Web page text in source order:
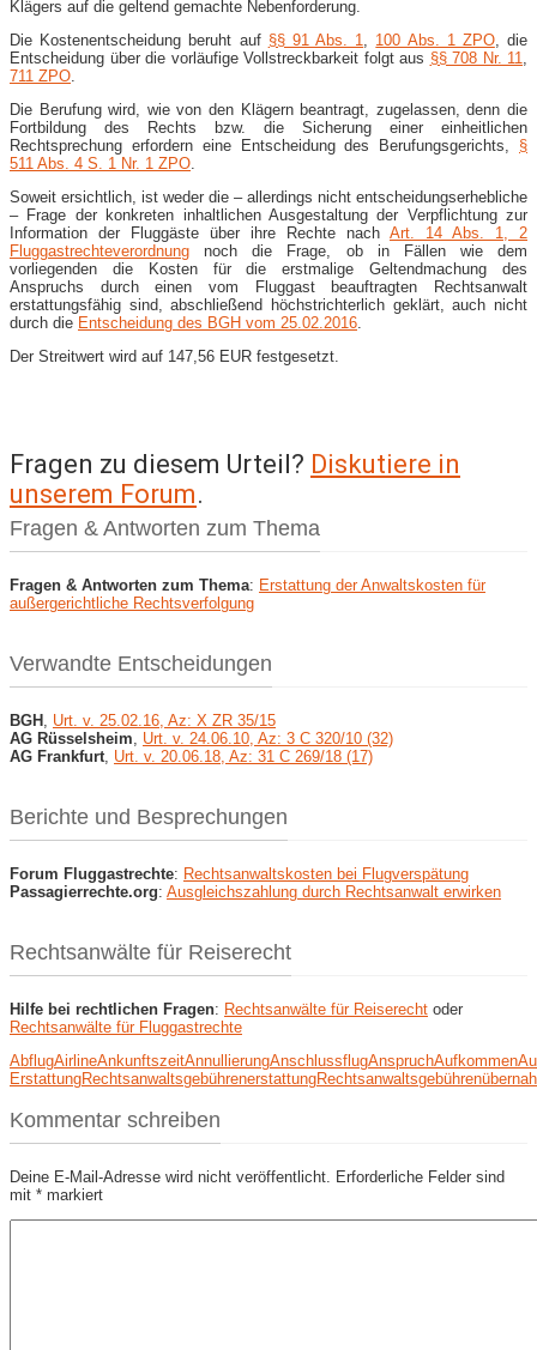
Klägers auf die geltend gemachte Nebenforderung.
Die Kostenentscheidung beruht auf §§ 91 Abs. 1 100 Abs. 1 ZPO, die
Entscheidung über die vorläufige Vollstreckbarkeit folgt aus §§ 708 Nr. 11
711 ZPO
Die Berufung wird, wie von den Klägern beantragt, zugelassen, denn die
Fortbildung des Rechts bzw. die Sicherung einer einheitlichen
Rechtsprechung erfordern eine Entscheidung des Berufungsgerichts, §
511 Abs. 4 S. 1 Nr. 1 ZPO
Soweit ersichtlich, ist weder die – allerdings nicht entscheidungserhebliche
– Frage der konkreten inhaltlichen Ausgestaltung der Verpflichtung zur
Information der Fluggäste über ihre Rechte nach Art. 14 Abs. 1, 2
Fluggastrechteverordnung noch die Frage, ob in Fällen wie dem
vorliegenden die Kosten für die erstmalige Geltendmachung des
Anspruchs durch einen vom Fluggast beauftragten Rechtsanwalt
erstattungsfähig sind, abschließend höchstrichterlich geklärt, auch nicht
durch die Entscheidung des BGH vom 25.02.2016
Der Streitwert wird auf 147,56 EUR festgesetzt.
Fragen zu diesem Urteil? Diskutiere in
unserem Forum.
Fragen & Antworten zum Thema
Fragen & Antworten zum Thema: Erstattung der Anwaltskosten für
außergerichtliche Rechtsverfolgung
Verwandte Entscheidungen
BGH Urt. v. 25.02.16, Az: X ZR 35/15
AG Rüsselsheim
Urt. v. 24.06.10, Az: 3 C 320/10 (32)
AG Frankfurt Urt. v. 20.06.18, Az: 31 C 269/18 (17)
Berichte und Besprechungen
Forum Fluggastrechte: Rechtsanwaltskosten bei Flugverspätung
Passagierrechte.org: Ausgleichszahlung durch Rechtsanwalt erwirken
Rechtsanwälte für Reiserecht
Hilfe bei rechtlichen Fragen: Rechtsanwälte für Reiserecht oder
Rechtsanwälte für Fluggastrechte
AbflugAirlineAnkunftszeitAnnullierungAnschlussflugAnspruchAufkommen
ErstattungRechtsanwaltsgebührenerstattung
Kommentar schreiben
Deine E-Mail-Adresse wird nicht veröffentlicht. Erforderliche Felder sind
mit * markiert